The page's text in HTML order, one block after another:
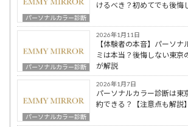
パーソナルカラー診断
けるべき？初めてでも後悔
パーソナルカラー診断
2026年1月11日
【体験者の本音】パーソナ
ミは本当？後悔しない東京
が解説
パーソナルカラー診断
2026年1月7日
パーソナルカラー診断は東
約できる？【注意点も解説】